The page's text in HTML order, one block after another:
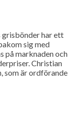
grisbönder har ett
sig med
på marknaden och
Christian
som är ordförande